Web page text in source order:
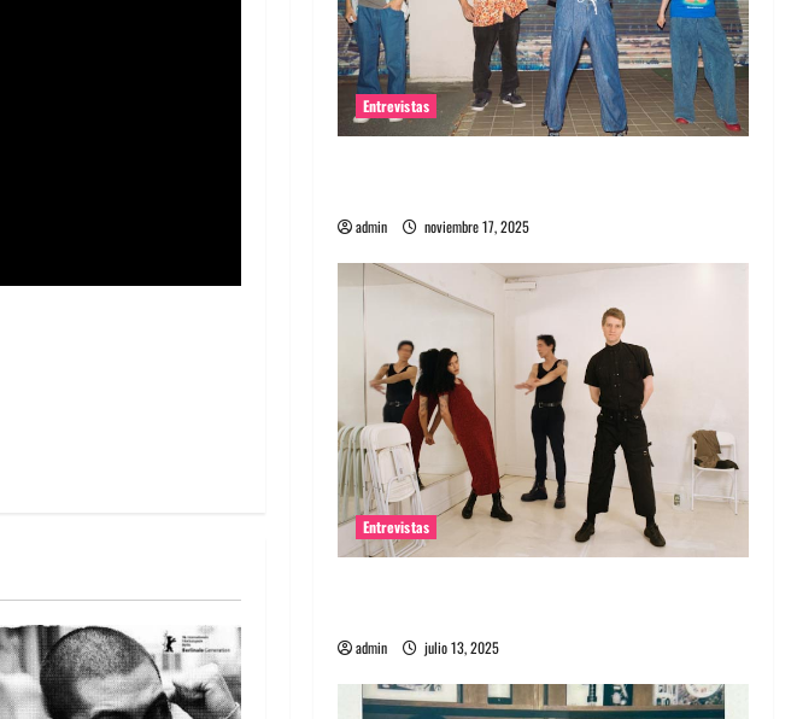
Entrevistas
admin noviembre 17, 2025
Entrevistas
admin julio 13, 2025